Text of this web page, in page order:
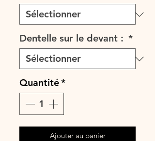
Dentelle sur le devant : *
Quantité*
Ajouter au panier